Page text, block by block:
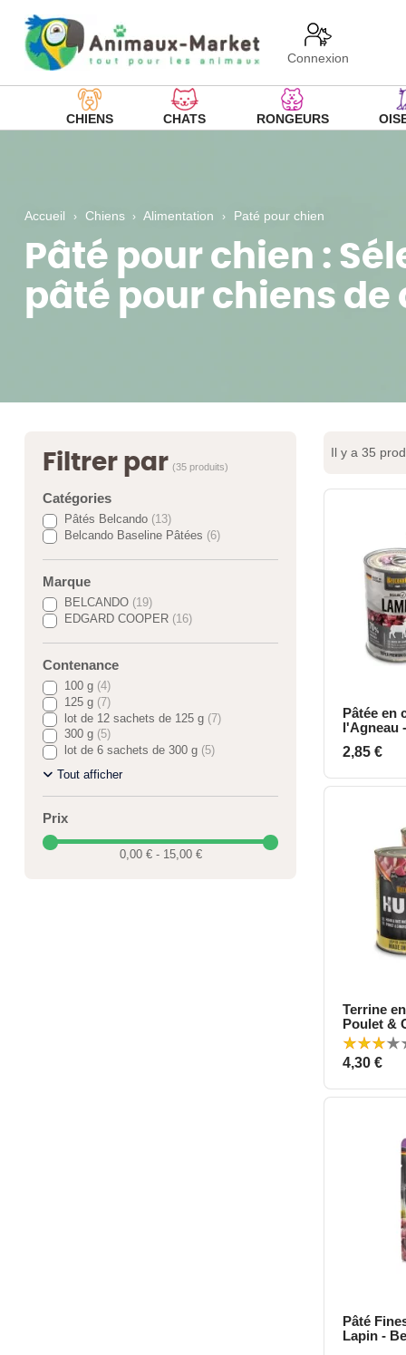
Connexion
CHIENS CHATS RONGEURS
Accueil Chiens Alimentation Paté pour chien
Pâté pour chien :
pâté pour chiens de
Filtrer par (35 produits)
Catégories
Pâtés Belcando (13)
Belcando Baseline Pâtées (6)
Marque
BELCANDO (19)
EDGARD COOPER (16)
Contenance
100 g (4)
125 g (7)
lot de 12 sachets de 125 g (7)
300 g (5)
lot de 6 sachets de 300 g (5)
Tout afficher
Prix
0,00 € - 15,00 €
Il y a 35
Pâtée en
l'Agneau
Prix
2,85 €
Terrine
Poulet &
Belcando
Prix
4,30 €
Pâté
Lapin -